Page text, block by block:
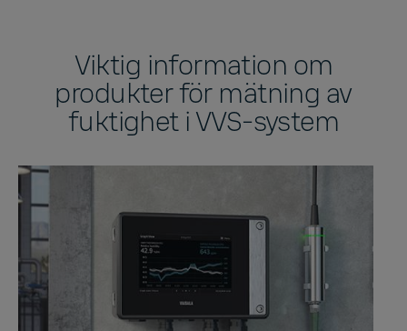
Viktig information om
produkter för mätning av
fuktighet i VVS-system